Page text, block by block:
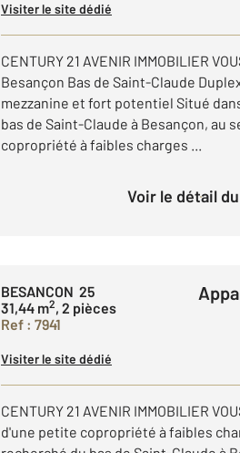
Visiter le site dédié
CENTURY 21 AVENIR IMMOBILIER
Besançon Bas de Saint-Claude
mezzanine et fort potentiel Situé
bas de Saint-Claude à Besançon, au
copropriété à faibles charges ...
Voir le détail
BESANCON 25
31,44 m2, 2 pièces
Ref : 7941
Visiter le site dédié
CENTURY 21 AVENIR IMMOBILIER
d'une petite copropriété à faibles